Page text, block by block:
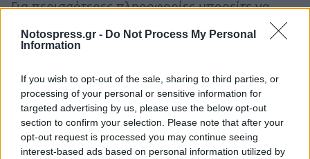
Notospress.gr - Do Not Process My Personal
Information
If you wish to opt-out of the sale, sharing to third parties, or
processing of your personal or sensitive information for
targeted advertising by us, please use the below opt-out
section to confirm your selection. Please note that after your
opt-out request is processed you may continue seeing
interest-based ads based on personal information utilized by
Για περισσότερες πληροφορίες μπορείτε να
καλείτε στα τηλέφωνα του 11ου Π.Τ του
Οικονομικού Επιμελητηρίου ή να επικοινωνείτε
του Οικονομικού Επιμελητηρίου κ. Ιωάννη
Μαρινόπουλο στο 6944972657.